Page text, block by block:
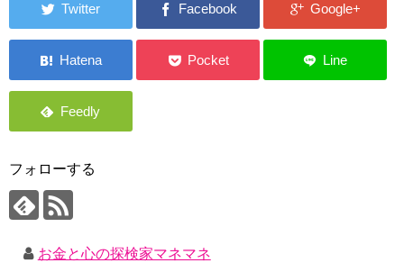
フォローする
お金と心の探検家マネマネ